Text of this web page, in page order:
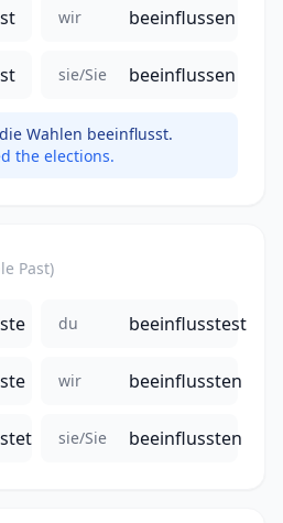
wir beeinflussen
sie/Sie beeinflussen
Wahlen beeinflusst.
the elections.
Past)
du beeinflusstest
wir beeinflussten
sie/Sie beeinflussten